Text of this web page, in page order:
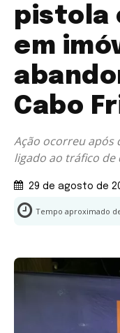
pistola
em
Cabo
Ação ocorreu após
ligado ao tráfico
29 de agosto de
Tempo aproximado